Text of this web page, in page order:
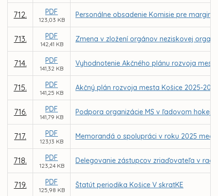
712. PDF
123,03 KB
Personálne obsadenie Komisie pre
713. PDF
142,41 KB
Zmena v zložení orgánov neziskovej
714. PDF
141,32 KB
Vyhodnotenie Akčného plánu rozvoja
715. PDF
141,25 KB
Akčný plán rozvoja mesta Košice 2025-2027
716. PDF
141,79 KB
Podpora organizácie MS v ľadovom hokeji
717. PDF
123,13 KB
Memorandá o spolupráci v roku 2025
718. PDF
123,24 KB
Delegovanie zástupcov zriaďovateľa v
719. PDF
125,98 KB
Štatút periodika Košice V skratKE